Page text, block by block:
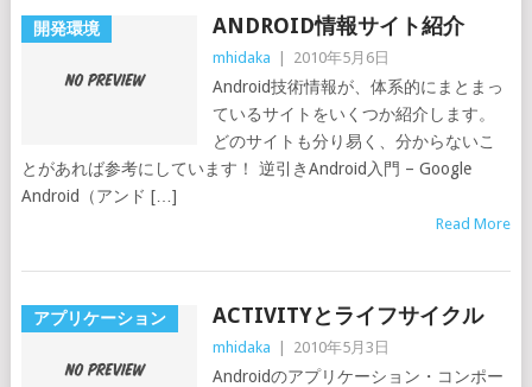
開発環境 ANDROID情報サイト紹介
mhidaka 2010年5月6日
Android技術情報が、体系的にまとまっ
ているサイトをいくつか紹介します。
どのサイトも分り易く、分からないこ
とがあれば参考にしています！ 逆引きAndroid入門 – Google
Android（アンド […]
Read More
アプリケーション ACTIVITYとライフサイクル
mhidaka 2010年5月3日
Androidのアプリケーション・コンポー